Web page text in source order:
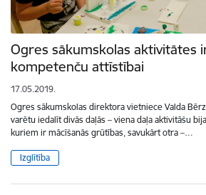
Ogres sākumskolas aktivitātes
kompetenču attīstībai
17.05.2019.
Ogres sākumskolas direktora vietniece Valda
varētu iedalīt divās daļās – viena daļa aktivitāšu
kuriem ir mācīšanās grūtības, savukārt otra –…
Izglītība